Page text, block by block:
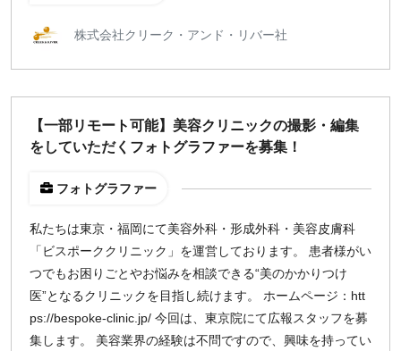
リモートのみ
リモート希望
どちらでも可
出社のみ
特徴
副業OK
株式会社クリーク・アンド・リバー社
【一部リモート可能】美容クリニックの撮影・編集
をしていただくフォトグラファーを募集！
フォトグラファー
私たちは東京・福岡にて美容外科・形成外科・美容皮膚科
「ビスポーククリニック」を運営しております。 患者様がい
つでもお困りごとやお悩みを相談できる“美のかかりつけ
医”となるクリニックを目指し続けます。 ホームページ：htt
ps://bespoke-clinic.jp/ 今回は、東京院にて広報スタッフを募
集します。 美容業界の経験は不問ですので、興味を持ってい